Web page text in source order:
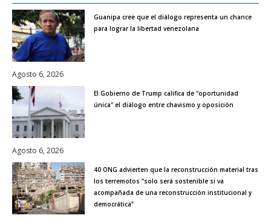
Guanipa cree que el diálogo representa un chance
para lograr la libertad venezolana
Agosto 6, 2026
El Gobierno de Trump califica de "oportunidad
única" el diálogo entre chavismo y oposición
Agosto 6, 2026
40 ONG advierten que la reconstrucción material tras
los terremotos “solo será sostenible si va
acompañada de una reconstrucción institucional y
democrática”